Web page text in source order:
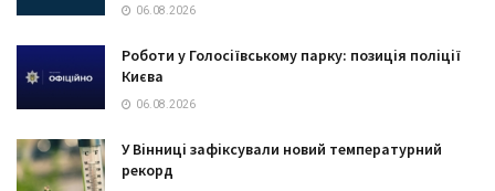
06.08.2026
Роботи у Голосіївському парку: позиція поліції
Києва
06.08.2026
У Вінниці зафіксували новий температурний
рекорд